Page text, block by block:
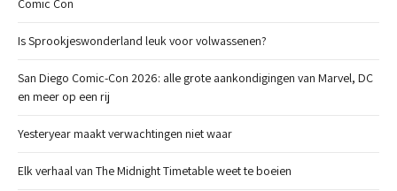
Comic Con
Is Sprookjeswonderland leuk voor volwassenen?
San Diego Comic-Con 2026: alle grote aankondigingen van Marvel, DC
en meer op een rij
Yesteryear maakt verwachtingen niet waar
Elk verhaal van The Midnight Timetable weet te boeien